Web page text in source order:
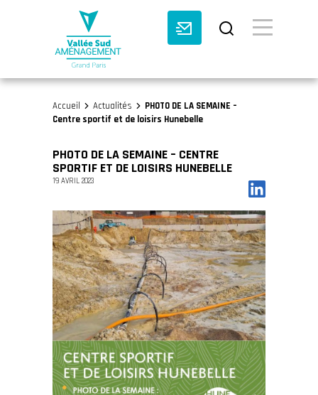
Accueil Actualités
PHOTO DE LA SEMAINE –
Centre sportif et de loisirs Hunebelle
PHOTO DE LA SEMAINE – CENTRE
SPORTIF ET DE LOISIRS HUNEBELLE
19 AVRIL 2023